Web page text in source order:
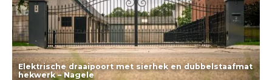
Elektrische draaipoort met sierhek en dubbelstaafmat
hekwerk – Nagele